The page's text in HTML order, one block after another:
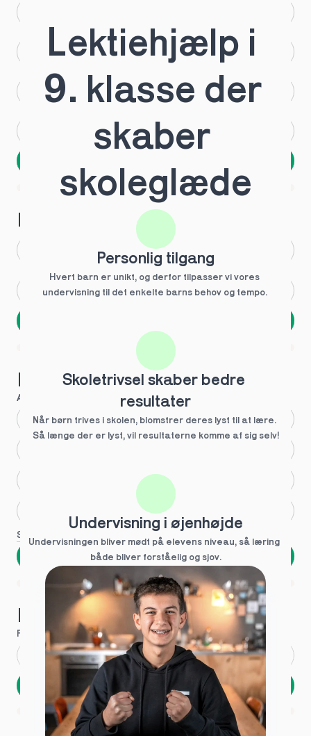
HTX HF
EUX
Andet Ved ikke
Spring over
1 ud af 9 for at finde den rette tutor
Hvilken årgang?
2.g Andet
Spring over
1 ud af 9 for at finde den rette tutor
Hvilke behov?
Anbefalet til dig
Fagligt boost
Se flere
Næste
Spring over
1 ud af 9 for at finde den rette tutor
Hvad hedder du?
Fornavn Efternavn*
Næste
Opbevares sikkert - oplysninger deles aldrig
1 ud af 9 for at finde den rette tutor
Lektiehjælp i
9. klasse der
skaber
skoleglæde
Personlig tilgang
Hvert barn er unikt, og derfor tilpasser vi vores
undervisning til det enkelte barns behov og tempo.
Skoletrivsel skaber bedre
resultater
Når børn trives i skolen, blomstrer deres lyst til at lære.
Så længe der er lyst, vil resultaterne komme af sig selv!
Undervisning i øjenhøjde
Undervisningen bliver mødt på elevens niveau, så læring
både bliver forståelig og sjov.